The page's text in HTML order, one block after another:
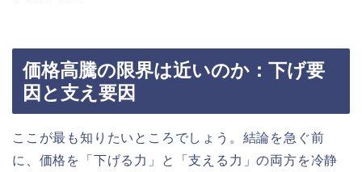
価格高騰の限界は近いのか：下げ要
因と支え要因
ここが最も知りたいところでしょう。結論を急ぐ前
に、価格を「下げる力」と「支える力」の両方を冷静